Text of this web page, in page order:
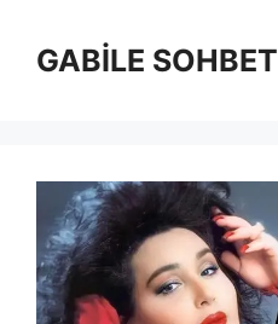
GABİLE SOHBET